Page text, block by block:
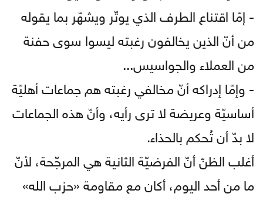
- إمّا اقتناع الطرف الذي يوتّر ويشهّر بما يقوله
من أنّ الذين يخالفون رغبته ليسوا سوى حفنة
من العملاء والجواسيس...
- وإمّا إدراكه أنّ مخالفي رغبته هم جماعات أهليّة
أساسيّة وعريضة لا ترى رأيه، وأنّ هذه الجماعات
لا بدّ أن تُحكم بالحذاء.
أغلب الظنّ أنّ الفرضيّة الثانية هي المرجّحة، لأنّ
ما من أحد اليوم، أكان مع مقاومة «حزب الله»